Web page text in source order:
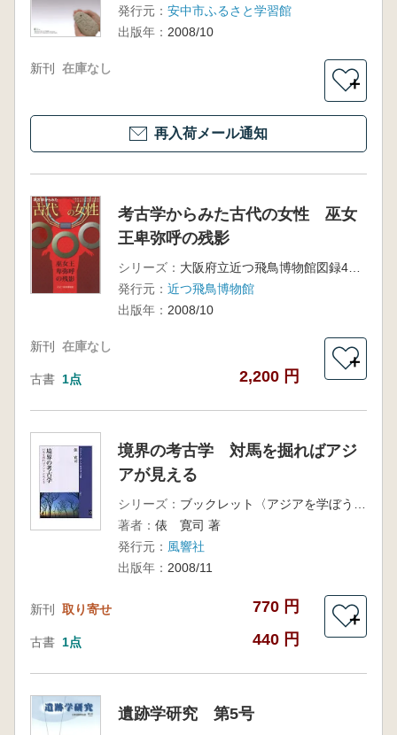
発行元： 安中市ふるさと学習館
出版年： 2008/10
新刊 在庫なし
＋
再入荷メール通知
考古学からみた古代の女性 巫女
王卑弥呼の残影
シリーズ：
大阪府立近つ飛鳥博物館図録46 平成20年度秋季特別展
発行元： 近つ飛鳥博物館
出版年： 2008/10
新刊 在庫なし
古書 1点 2,200 円
＋
境界の考古学 対馬を掘ればアジ
アが見える
シリーズ：
著者： 俵 寛司 著
発行元： 風響社
出版年： 2008/11
新刊 取り寄せ 770 円
古書 1点 440 円
＋
遺跡学研究 第5号